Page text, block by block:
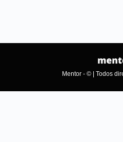
Mentor - © | Todos